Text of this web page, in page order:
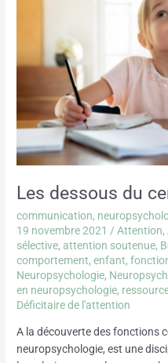
Les dessous du
communication,
19 novembre 2021 /Attention,
sélective,attention soutenue,
comportement,enfant,
Neuropsychologie,
en neuropsychologie,
Déficitaire de l'attention
A la découverte des fonctions
neuropsychologie, est une